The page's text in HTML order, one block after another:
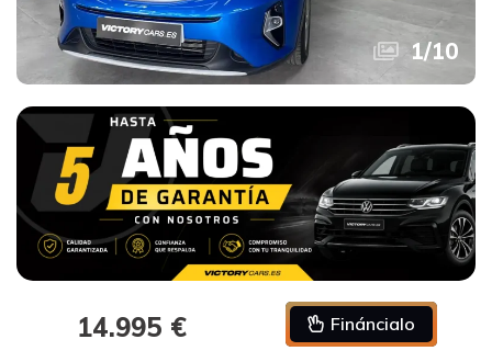
1/10
14.995 € Fináncialo